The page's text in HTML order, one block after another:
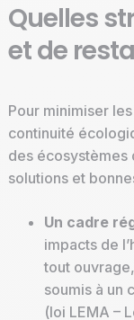
Quelles
et de
Pour minimiser
continuité
des écosystèmes
solutions et
Un cadre
impacts de
tout
soumis à un
(loi LEMA –